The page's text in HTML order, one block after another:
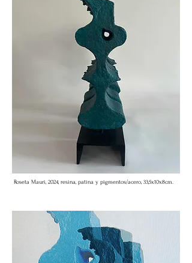
Roseta Mauri, 2024, resina, patina y pigmentos/acero, 33,5x10x8cm.